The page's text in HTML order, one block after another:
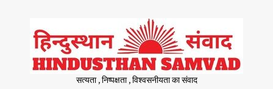
content
सत्यता , निष्पक्षता , विश्वसनीयता का संवाद